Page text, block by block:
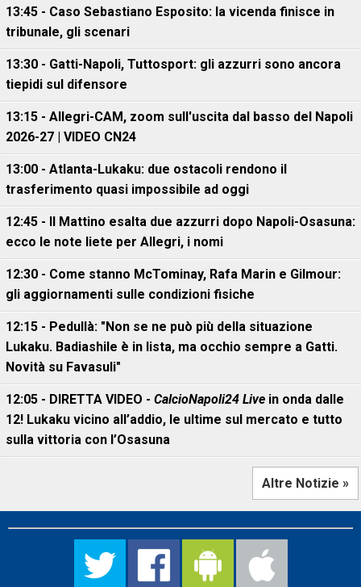
13:45 - Caso Sebastiano Esposito: la vicenda finisce in
tribunale, gli scenari
13:30 - Gatti-Napoli, Tuttosport: gli azzurri sono ancora
tiepidi sul difensore
13:15 - Allegri-CAM, zoom sull'uscita dal basso del Napoli
2026-27 | VIDEO CN24
13:00 - Atlanta-Lukaku: due ostacoli rendono il
trasferimento quasi impossibile ad oggi
12:45 - Il Mattino esalta due azzurri dopo Napoli-Osasuna:
ecco le note liete per Allegri, i nomi
12:30 - Come stanno McTominay, Rafa Marin e Gilmour:
gli aggiornamenti sulle condizioni fisiche
12:15 - Pedullà: "Non se ne può più della situazione
Lukaku. Badiashile è in lista, ma occhio sempre a Gatti.
Novità su Favasuli"
12:05 - DIRETTA VIDEO - CalcioNapoli24 Live in onda dalle
12! Lukaku vicino all’addio, le ultime sul mercato e tutto
sulla vittoria con l’Osasuna
Altre Notizie »